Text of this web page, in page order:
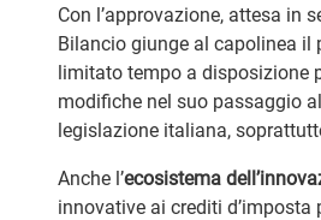
Con l’approvazione, attesa in
Bilancio giunge al capolinea il
limitato tempo a disposizione
modifiche nel suo passaggio
legislazione italiana,
Anche l’ecosistema
innovative ai crediti